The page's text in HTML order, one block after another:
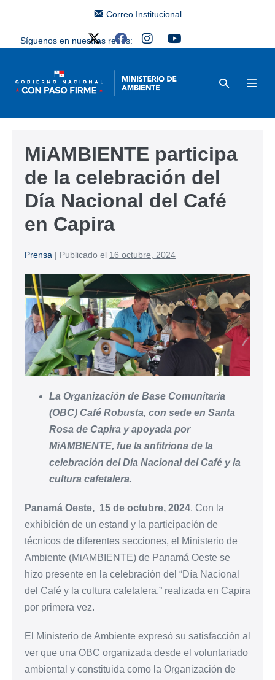
Correo Institucional
Síguenos en nuestras redes:
MiAMBIENTE participa
de la celebración del
Día Nacional del Café
en Capira
Prensa | Publicado el 16 octubre, 2024
La Organización de Base Comunitaria
(OBC) Café Robusta, con sede en Santa
Rosa de Capira y apoyada por
MiAMBIENTE, fue la anfitriona de la
celebración del Día Nacional del Café y la
cultura cafetalera.
Panamá Oeste, 15 de octubre, 2024. Con la
exhibición de un estand y la participación de
técnicos de diferentes secciones, el Ministerio de
Ambiente (MiAMBIENTE) de Panamá Oeste se
hizo presente en la celebración del “Día Nacional
del Café y la cultura cafetalera,” realizada en Capira
por primera vez.
El Ministerio de Ambiente expresó su satisfacción al
ver que una OBC organizada desde el voluntariado
ambiental y constituida como la Organización de